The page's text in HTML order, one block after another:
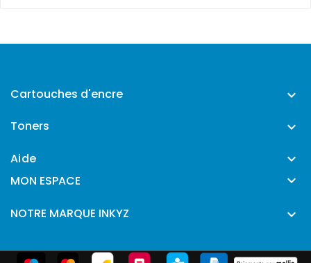
Cartouches d'encre 
Toners 
Aide 
MON ESPACE 
NOTRE MARQUE INKYZ 